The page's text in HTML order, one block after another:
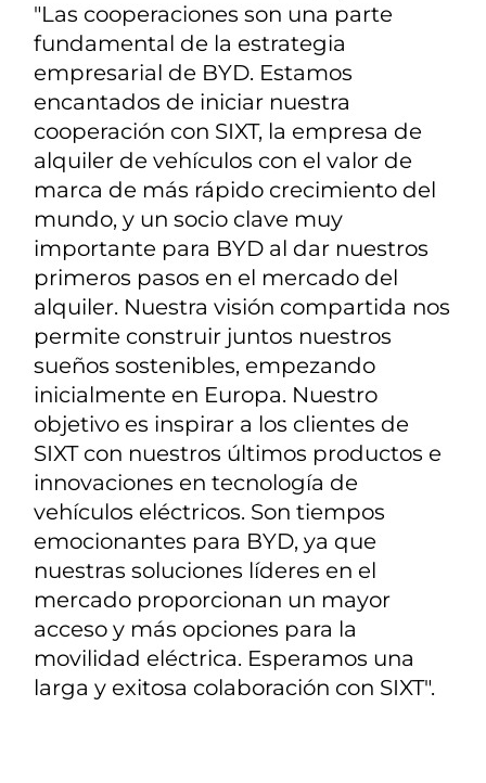
"Las cooperaciones son una parte
fundamental de la estrategia
empresarial de BYD. Estamos
encantados de iniciar nuestra
cooperación con SIXT, la empresa de
alquiler de vehículos con el valor de
marca de más rápido crecimiento del
mundo, y un socio clave muy
importante para BYD al dar nuestros
primeros pasos en el mercado del
alquiler. Nuestra visión compartida nos
permite construir juntos nuestros
sueños sostenibles, empezando
inicialmente en Europa. Nuestro
objetivo es inspirar a los clientes de
SIXT con nuestros últimos productos e
innovaciones en tecnología de
vehículos eléctricos. Son tiempos
emocionantes para BYD, ya que
nuestras soluciones líderes en el
mercado proporcionan un mayor
acceso y más opciones para la
movilidad eléctrica. Esperamos una
larga y exitosa colaboración con SIXT".